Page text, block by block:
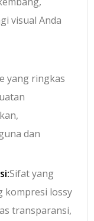
visual Anda
yang ringkas
dan
Sifat yang
kompresi lossy
transparansi,